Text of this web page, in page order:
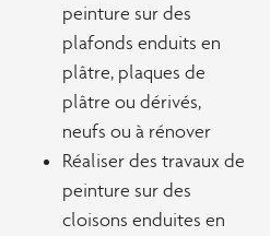
peinture sur des
plafonds enduits en
plâtre, plaques de
plâtre ou dérivés,
neufs ou à rénover
Réaliser des travaux de
peinture sur des
cloisons enduites en